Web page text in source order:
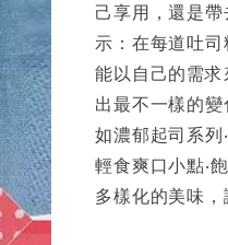
己享用，還是
示：在每道吐
能以自己的需
出最不一樣的變
如濃郁起司系列
輕食爽口小點‧
多樣化的美味，